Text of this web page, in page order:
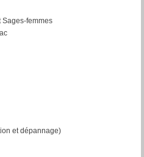
Sages-femmes
et dépannage)